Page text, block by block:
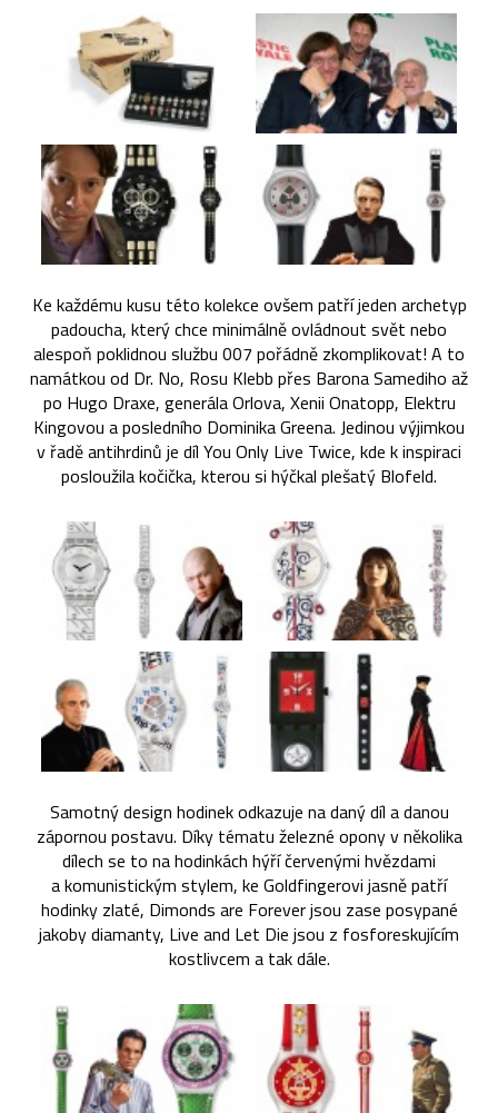
Ke každému kusu této kolekce ovšem patří jeden archetyp
padoucha, který chce minimálně ovládnout svět nebo
alespoň poklidnou službu 007 pořádně zkomplikovat! A to
namátkou od Dr. No, Rosu Klebb přes Barona Samediho až
po Hugo Draxe, generála Orlova, Xenii Onatopp, Elektru
Kingovou a posledního Dominika Greena. Jedinou výjimkou
v řadě antihrdinů je díl You Only Live Twice, kde k inspiraci
posloužila kočička, kterou si hýčkal plešatý Blofeld.
Samotný design hodinek odkazuje na daný díl a danou
zápornou postavu. Díky tématu železné opony v několika
dílech se to na hodinkách hýří červenými hvězdami
a komunistickým stylem, ke Goldfingerovi jasně patří
hodinky zlaté, Dimonds are Forever jsou zase posypané
jakoby diamanty, Live and Let Die jsou z fosforeskujícím
kostlivcem a tak dále.